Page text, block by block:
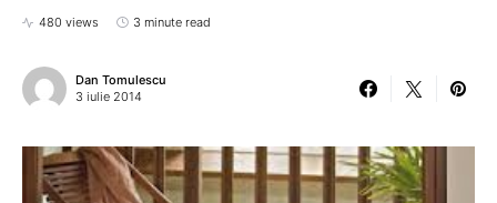
480 views 3 minute read
Dan Tomulescu
3 iulie 2014